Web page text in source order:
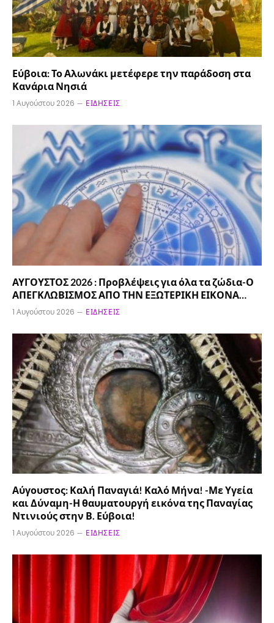
Εύβοια: Το Αλωνάκι μετέφερε την παράδοση στα
Κανάρια Νησιά
1 Αυγούστου 2026 ΕΙΔΉΣΕΙΣ
ΑΥΓΟΥΣΤΟΣ 2026 : Προβλέψεις για όλα τα ζώδια-Ο
ΑΠΕΓΚΛΩΒΙΣΜΟΣ ΑΠΟ ΤΗΝ ΕΞΩΤΕΡΙΚΗ ΕΙΚΟΝΑ…
1 Αυγούστου 2026 ΕΙΔΉΣΕΙΣ
Αύγουστος: Καλή Παναγιά! Καλό Μήνα! -Με Υγεία
και Δύναμη-Η θαυματουργή εικόνα της Παναγίας
Ντινιούς στην Β. Εύβοια!
1 Αυγούστου 2026 ΕΙΔΉΣΕΙΣ